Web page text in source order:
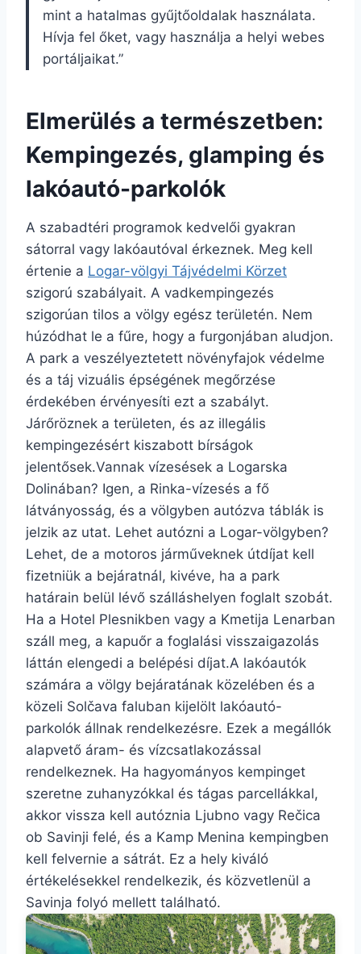
mint a hatalmas gyűjtőoldalak használata.
Hívja fel őket, vagy használja a helyi webes
portáljaikat.”
Elmerülés a természetben:
Kempingezés, glamping és
lakóautó-parkolók
A szabadtéri programok kedvelői gyakran
sátorral vagy lakóautóval érkeznek. Meg kell
értenie a Logar-völgyi Tájvédelmi Körzet
szigorú szabályait. A vadkempingezés
szigorúan tilos a völgy egész területén. Nem
húzódhat le a fűre, hogy a furgonjában aludjon.
A park a veszélyeztetett növényfajok védelme
és a táj vizuális épségének megőrzése
érdekében érvényesíti ezt a szabályt.
Járőröznek a területen, és az illegális
kempingezésért kiszabott bírságok
jelentősek.Vannak vízesések a Logarska
Dolinában? Igen, a Rinka-vízesés a fő
látványosság, és a völgyben autózva táblák is
jelzik az utat. Lehet autózni a Logar-völgyben?
Lehet, de a motoros járműveknek útdíjat kell
fizetniük a bejáratnál, kivéve, ha a park
határain belül lévő szálláshelyen foglalt szobát.
Ha a Hotel Plesnikben vagy a Kmetija Lenarban
száll meg, a kapuőr a foglalási visszaigazolás
láttán elengedi a belépési díjat.A lakóautók
számára a völgy bejáratának közelében és a
közeli Solčava faluban kijelölt lakóautó-
parkolók állnak rendelkezésre. Ezek a megállók
alapvető áram- és vízcsatlakozással
rendelkeznek. Ha hagyományos kempinget
szeretne zuhanyzókkal és tágas parcellákkal,
akkor vissza kell autóznia Ljubno vagy Rečica
ob Savinji felé, és a Kamp Menina kempingben
kell felvernie a sátrát. Ez a hely kiváló
értékelésekkel rendelkezik, és közvetlenül a
Savinja folyó mellett található.